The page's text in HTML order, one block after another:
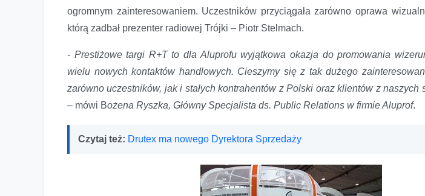
ogromnym zainteresowaniem. Uczestników przyciągała zarówno oprawa
którą zadbał prezenter radiowej Trójki – Piotr Stelmach.
- Prestiżowe targi R+T to dla Aluprofu wyjątkowa okazja do promowania
wielu nowych kontaktów handlowych. Cieszymy się z tak dużego
zarówno uczestników, jak i stałych kontrahentów z Polski oraz klientów z naszych
– mówi Bożena Ryszka, Główny Specjalista ds. Public Relations w firmie Aluprof.
Czytaj też: Drutex ma nowego Dyrektora Sprzedaży